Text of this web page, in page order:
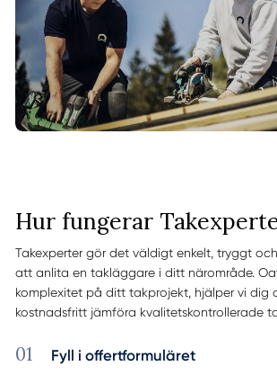
Hur fungerar
Takexperter gör det väldigt enkelt, tryggt
att anlita en takläggare i ditt närområde.
komplexitet på ditt takprojekt, hjälper vi dig
kostnadsfritt jämföra kvalitetskontrollerade
01 Fyll i offertformuläret